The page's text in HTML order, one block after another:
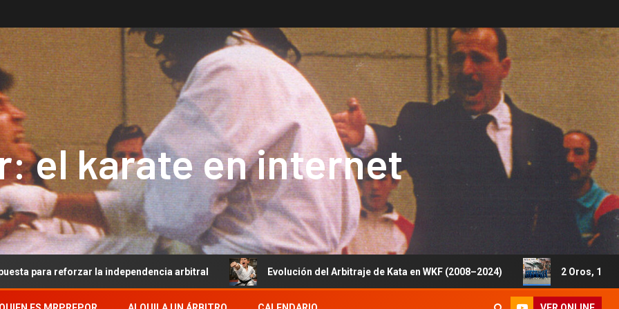
el karate en internet
la independencia arbitral Evolución del Arbitraje de Kata en WKF (2008–2024) 2 Oros, 1 Plata y 5 Bronces